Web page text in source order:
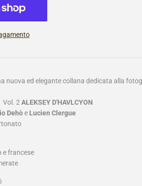
nuova ed elegante collana dedicata alla
Vol. 2ALEKSEY D'HAVLCYON
Dehòe Lucien Clergue
e francese